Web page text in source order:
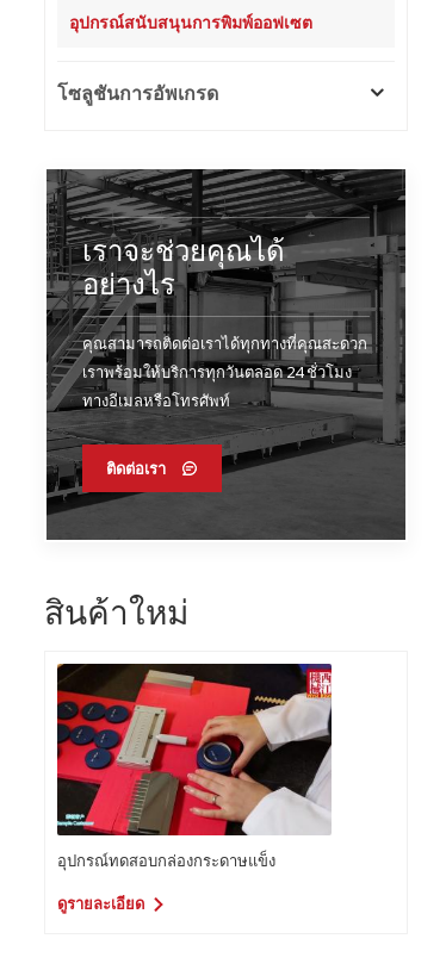
อุปกรณ์สนับสนุนการพิมพ์ออฟเซต
โซลูชันการอัพเกรด
เราจะช่วยคุณได้
อย่างไร
คุณสามารถติดต่อเราได้ทุกทางที่คุณสะดวก
เราพร้อมให้บริการทุกวันตลอด 24 ชั่วโมง
ทางอีเมลหรือโทรศัพท์
ติดต่อเรา
สินค้าใหม่
อุปกรณ์ทดสอบกล่องกระดาษแข็ง
ดูรายละเอียด